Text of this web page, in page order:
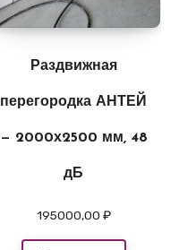
Раздвижная
перегородка АНТЕЙ
— 2000х2500 мм, 48
дБ
195000,00 ₽